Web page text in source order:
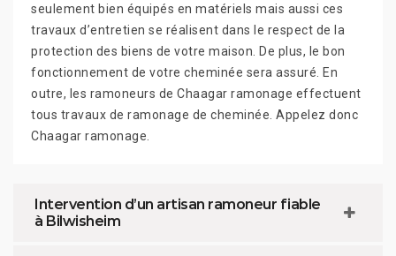
seulement bien équipés en matériels mais aussi ces
travaux d’entretien se réalisent dans le respect de la
protection des biens de votre maison. De plus, le bon
fonctionnement de votre cheminée sera assuré. En
outre, les ramoneurs de Chaagar ramonage effectuent
tous travaux de ramonage de cheminée. Appelez donc
Chaagar ramonage.
Intervention d’un artisan ramoneur fiable
à Bilwisheim